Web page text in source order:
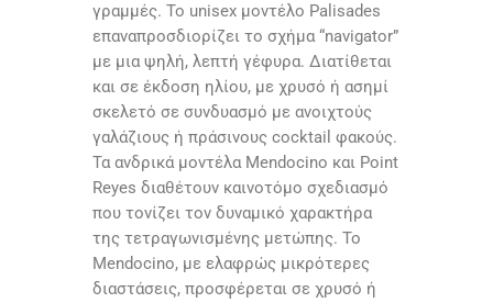
γραμμές. Το unisex μοντέλο Palisades
επαναπροσδιορίζει το σχήμα “navigator”
με μια ψηλή, λεπτή γέφυρα. Διατίθεται
και σε έκδοση ηλίου, με χρυσό ή ασημί
σκελετό σε συνδυασμό με ανοιχτούς
γαλάζιους ή πράσινους cocktail φακούς.
Τα ανδρικά μοντέλα Mendocino και Point
Reyes διαθέτουν καινοτόμο σχεδιασμό
που τονίζει τον δυναμικό χαρακτήρα
της τετραγωνισμένης μετώπης. Το
Mendocino, με ελαφρώς μικρότερες
διαστάσεις, προσφέρεται σε χρυσό ή